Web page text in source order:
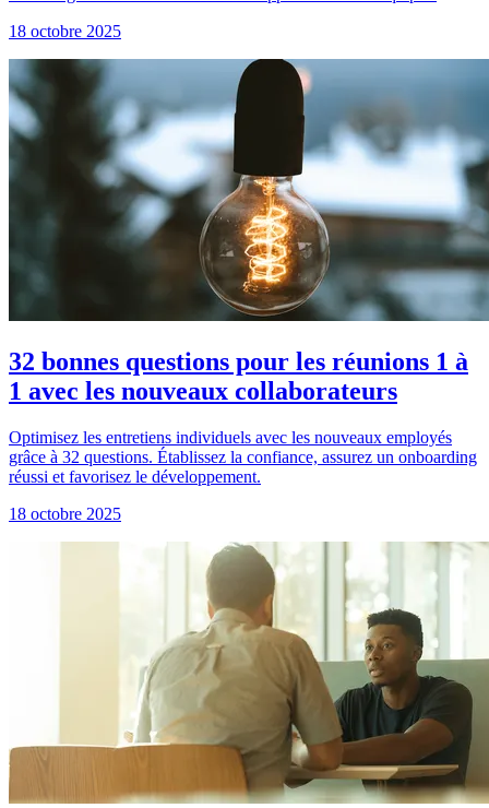
18 octobre 2025
32 bonnes questions pour les réunions 1 à
1 avec les nouveaux collaborateurs
Optimisez les entretiens individuels avec les nouveaux employés
grâce à 32 questions. Établissez la confiance, assurez un onboarding
réussi et favorisez le développement.
18 octobre 2025